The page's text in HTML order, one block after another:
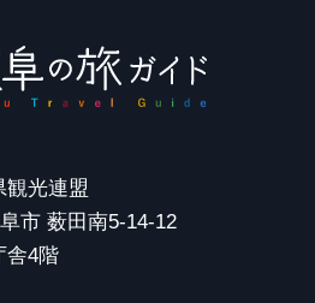
光連盟
市 薮田南5-14-12
舎4階